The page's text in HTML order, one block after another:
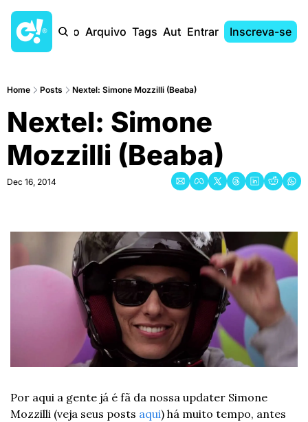
Início Arquivo Tags AutoresEntrar Inscreva-se
Home Posts Nextel: Simone Mozzilli (Beaba)
Nextel: Simone
Mozzilli (Beaba)
Dec 16, 2014
Por aqui a gente já é fã da nossa updater Simone
Mozzilli (veja seus posts aqui) há muito tempo, antes